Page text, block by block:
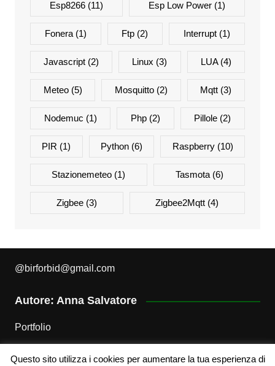
Esp8266(11) Esp Low Power (1)
Fonera(1) Ftp (2) Interrupt (1)
Javascript (2) Linux (3) LUA(4)
Meteo(5) Mosquitto(2) Mqtt (3)
Nodemuc (1) Php(2) Pillole (2)
PIR (1) Python(6) Raspberry(10)
Stazionemeteo (1) Tasmota(6)
Zigbee(3) Zigbee2Mqtt (4)
@birforbid@gmail.com
Autore: Anna Salvatore
Portfolio
Attribuzione – Non Commerciale – Non opere derivate
Questo sito utilizza i cookies per aumentare la tua esperienza di